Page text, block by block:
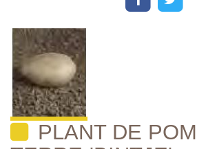
PLANT DE